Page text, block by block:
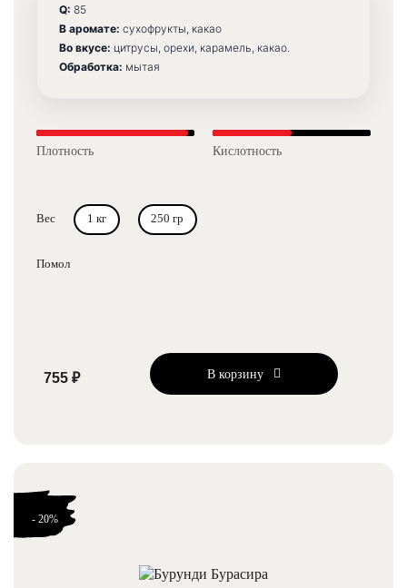
Тип предложения
Без кофеина
- 20%
Катурра
Q: 85
В аромате: сухофрукты, какао
Во вкусе: цитрусы, орехи, карамель, какао.
Обработка: мытая
Плотность Кислотность
Вес 1 кг 250 гр
Помол
755 ₽ В корзину
- 20%